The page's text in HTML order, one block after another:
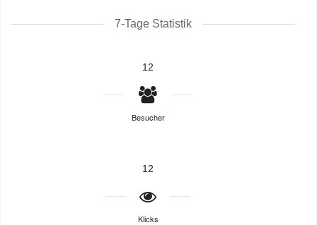
7-Tage Statistik
12
Besucher
12
Klicks